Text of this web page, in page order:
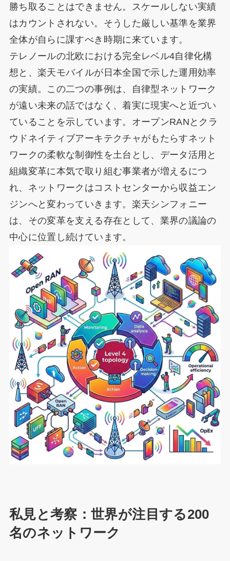
勝ち取ることはできません。スケールしない実績
はカウントされない。そうした厳しい基準を業界
全体が自らに課すべき時期に来ています。
テレノールの北欧における完全レベル4自律化構
想と、楽天モバイルが日本全国で示した運用効率
の実績。この二つの事例は、自律型ネットワーク
が遠い未来の話ではなく、着実に現実へと近づい
ていることを示しています。オープンRANとクラ
ウドネイティブアーキテクチャがもたらすネット
ワークの柔軟な制御性を土台とし、データ活用と
組織変革に本気で取り組む事業者が増えるにつ
れ、ネットワークはコストセンターから収益エン
ジンへと変わっていきます。楽天シンフォニー
は、その変革を支える存在として、業界の議論の
中心に位置し続けています。
私見と考察：世界が注目する200
名のネットワーク​​​​​​​​​